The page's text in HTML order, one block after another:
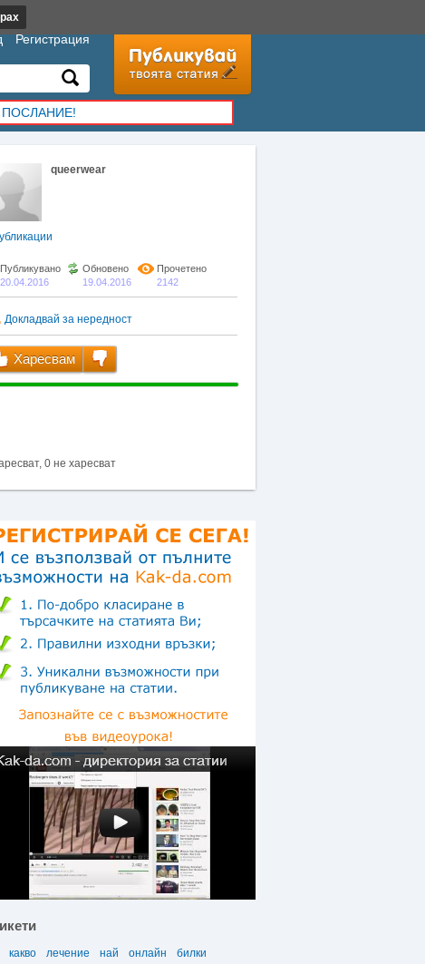
queerwear
Публикувано
20.04.2016
Обновено
19.04.2016
Прочетено
2142
Докладвай за нередност
Харесвам
0 не харесват
какво лечение най онлайн
билки
Регистрация